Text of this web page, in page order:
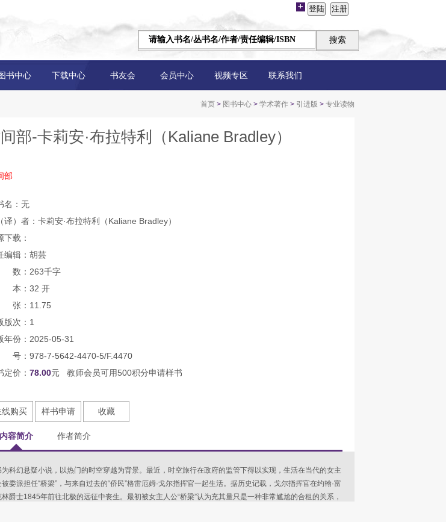
书中心 下载中心 书友会 会员中心 视频专区 联系我们
首页 > 图书中心 > 学术著作 > 引进版 > 专业读物
部-卡莉安·布拉特利（Kaliane Bradley）
部
名：无
译）者：卡莉安·布拉特利（Kaliane Bradley）
下载：
编辑：胡芸
：263千字
：32 开
张：11.75
版次：1
年份：2025-05-31
：978-7-5642-4470-5/F.4470
定价： 78.00元 教师会员可用500积分申请样书
线购买 样书申请 收藏
内容简介 作者简介
为科幻悬疑小说，以热门的时空穿越为背景。最近，时空旅行在政府的监管下得以实现，生活在当代的女主
被委派担任“桥梁”，与来自过去的“侨民”格雷厄姆·戈尔指挥官一起生活。据历史记载，戈尔指挥官在约翰·富
林爵士1845年前往北极的远征中丧生。最初被女主人公“桥梁”认为充其量只是一种非常尴尬的合租的关系，